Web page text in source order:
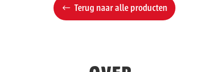
Terug naar alle producten